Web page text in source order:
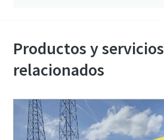
Productos y servicios
relacionados